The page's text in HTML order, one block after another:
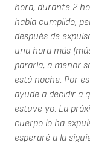
hora, durante 2
había cumplido,
después de
una hora más
pararía, a menor
está noche. Por
ayude a decidir a
estuve yo. La
cuerpo lo ha
esperaré a la